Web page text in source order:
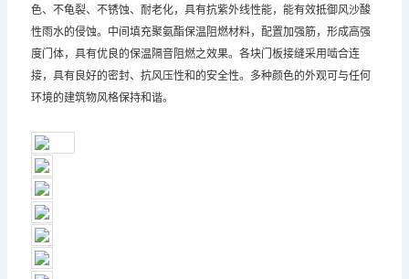
色、不龟裂、不锈蚀、耐老化，具有抗紫外线性能，能有效抵御风沙酸
性雨水的侵蚀。中间填充聚氨酯保温阻燃材料，配置加强筋，形成高强
度门体，具有优良的保温隔音阻燃之效果。各块门板接缝采用啮合连
接，具有良好的密封、抗风压性和的安全性。多种颜色的外观可与任何
环境的建筑物风格保持和谐。